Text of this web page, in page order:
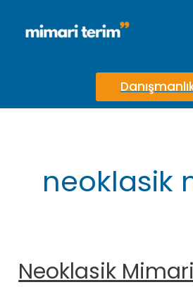
neoklasik
Neoklasik Mimari